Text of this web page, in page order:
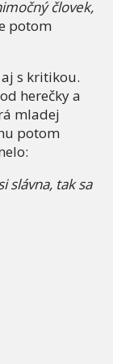
človek,
potom
s kritikou.
herečky a
mladej
potom
slávna, tak sa